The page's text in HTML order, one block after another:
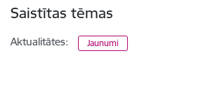
Saistītas tēmas
Aktualitātes: Jaunumi